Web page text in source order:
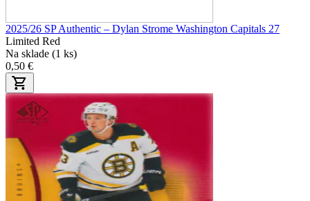
2025/26 SP Authentic – Dylan Strome Washington Capitals 27
Limited Red
Na sklade (1 ks)
0,50 €